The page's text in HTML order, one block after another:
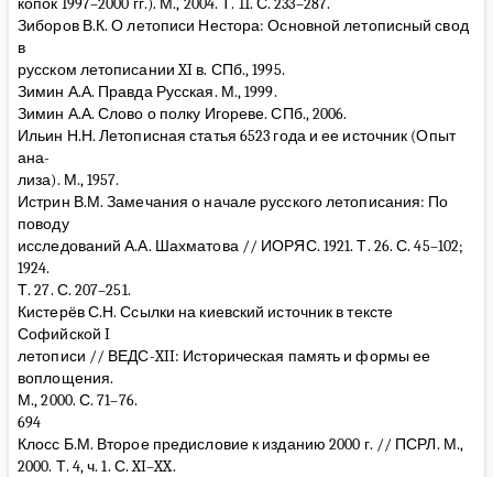
копок 1997–2000 гг.). М., 2004. Т. 11. С. 233–287.
Зиборов В.К. О летописи Нестора: Основной летописный свод
в
русском летописании XI в. СПб., 1995.
Зимин А.А. Правда Русская. М., 1999.
Зимин А.А. Слово о полку Игореве. СПб., 2006.
Ильин Н.Н. Летописная статья 6523 года и ее источник (Опыт
ана-
лиза). М., 1957.
Истрин В.М. Замечания о начале русского летописания: По
поводу
исследований А.А. Шахматова // ИОРЯС. 1921. Т. 26. С. 45–102;
1924.
Т. 27. С. 207–251.
Кистерёв С.Н. Ссылки на киевский источник в тексте
Софийской I
летописи // ВЕДС-XII: Историческая память и формы ее
воплощения.
М., 2000. С. 71–76.
694
Клосс Б.М. Второе предисловие к изданию 2000 г. // ПСРЛ. М.,
2000. Т. 4, ч. 1. С. XI–XX.